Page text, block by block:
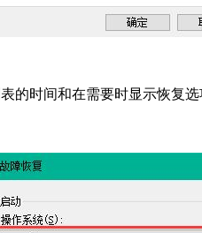
时间和在需要时显示恢复